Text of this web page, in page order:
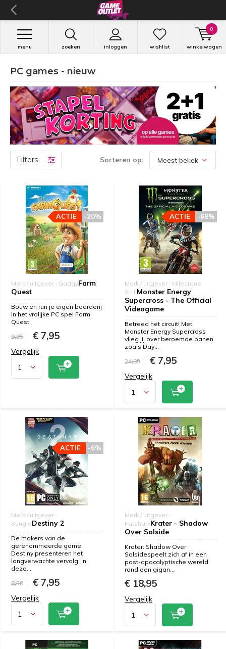
zoeken inloggen
menu wishlist winkelwagen
0
PC games - nieuw
Filters Sorteren op:
Merk / uitgever : GadgyFarm
Quest
-20%
ACTIE
Bouw en run je eigen boerderij
in het vrolijke PC spel Farm
Quest.
9,95
€ 7,95
Vergelijk
Merk / uitgever : Milestone
S.r.l.Monster Energy
Supercross - The Official
Videogame
-68%
ACTIE
Betreed het circuit! Met
Monster Energy Supercross
vlieg jij over beroemde banen
zoals Day...
24,95
€ 7,95
Vergelijk
Merk / uitgever :
BungieDestiny 2
-6%
ACTIE
De makers van de
gerenommeerde game
Destiny presenteren het
langverwachte vervolg. In
deze...
8,50
€ 7,95
Vergelijk
Merk / uitgever :
FatsharkKrater - Shadow
Over Solside
Krater: Shadow Over
Solsidespeelt zich af in een
post-apocalyptische wereld
rond een gigan...
€ 18,95
Vergelijk